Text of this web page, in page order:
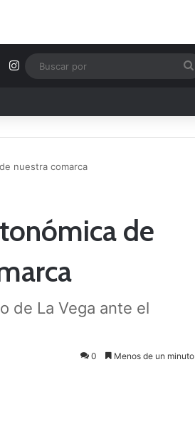
Instagram
nuestra comarca
de
de La Vega ante el
0 Menos de un minuto